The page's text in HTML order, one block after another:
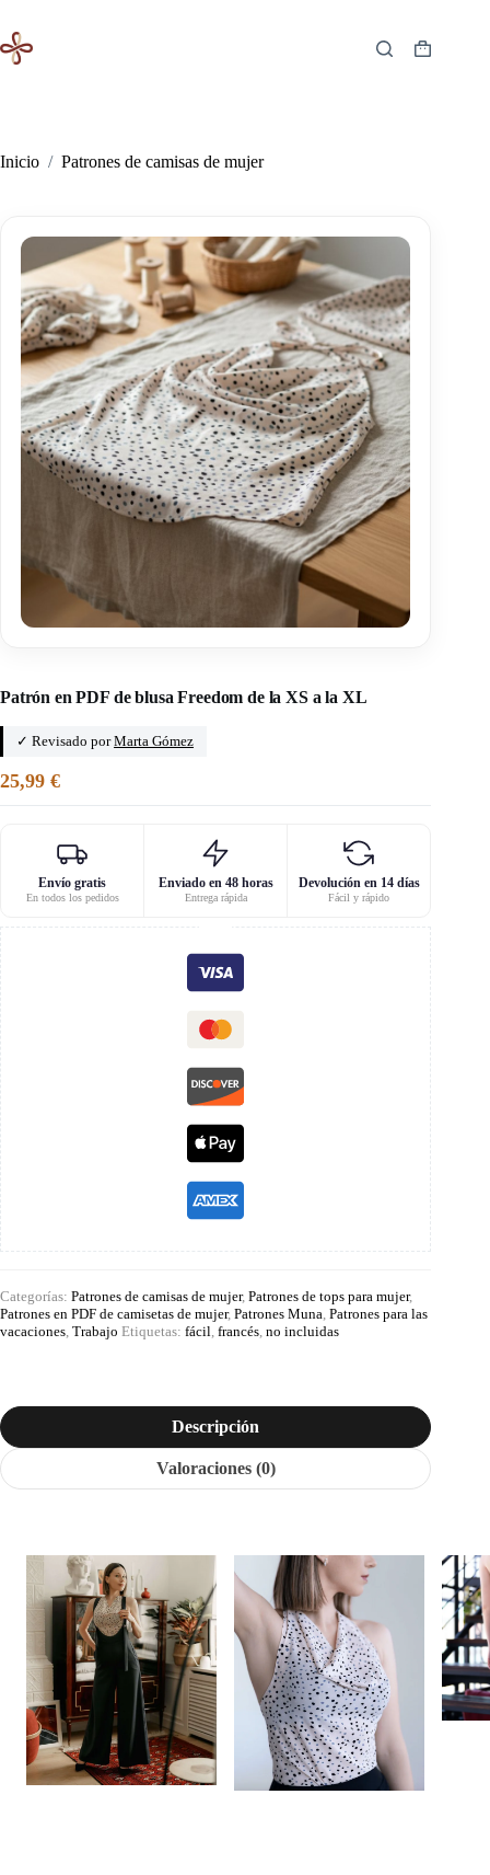
contenido
Carro
Inicio / Patrones de camisas de mujer
Patrón en PDF de blusa Freedom de la XS a la XL
✓ Revisado porMarta Gómez
25,99 €
Envío gratis
En todos los pedidos
Enviado en 48 horas
Entrega rápida
Devolución en 14 días
Fácil y rápido
Categorías: Patrones de camisas de mujer, Patrones de tops para mujer,
Patrones en PDF de camisetas de mujer, Patrones Muna Patrones para las
vacaciones Trabajo Etiquetas: fácil francés no incluidas
Descripción
Valoraciones (0)